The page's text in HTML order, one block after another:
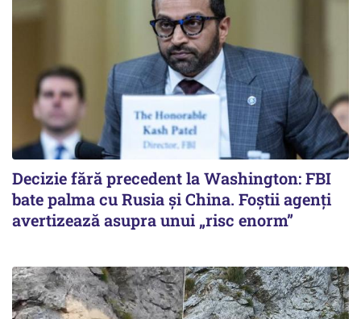
Decizie fără precedent la Washington: FBI
bate palma cu Rusia și China. Foștii agenți
avertizează asupra unui „risc enorm”